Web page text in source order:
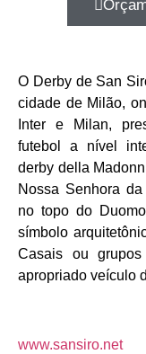
O Derby de San
cidade de Milão,
Inter e Milan,
futebol a nível
derby della
Nossa Senhora
no topo do
símbolo
Casais ou
apropriado veículo
www.sansiro.net